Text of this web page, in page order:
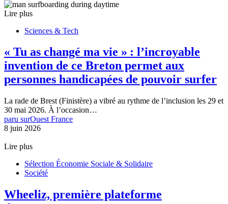
Lire plus
Sciences & Tech
« Tu as changé ma vie » : l’incroyable
invention de ce Breton permet aux
personnes handicapées de pouvoir surfer
La rade de Brest (Finistère) a vibré au rythme de l’inclusion les 29 et
30 mai 2026. À l’occasion…
paru surOuest France
8 juin 2026
Lire plus
Sélection Économie Sociale & Solidaire
Société
Wheeliz, première plateforme